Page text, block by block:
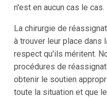
n'est en aucun cas le cas.
La chirurgie de
à trouver leur place dans
respect qu'ils méritent.
procédures de
obtenir le soutien
toute la situation et que